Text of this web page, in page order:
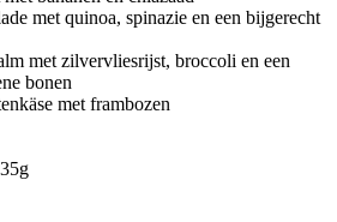
met quinoa, spinazie en een bijgerecht
met zilvervliesrijst, broccoli en een
bonen
met frambozen